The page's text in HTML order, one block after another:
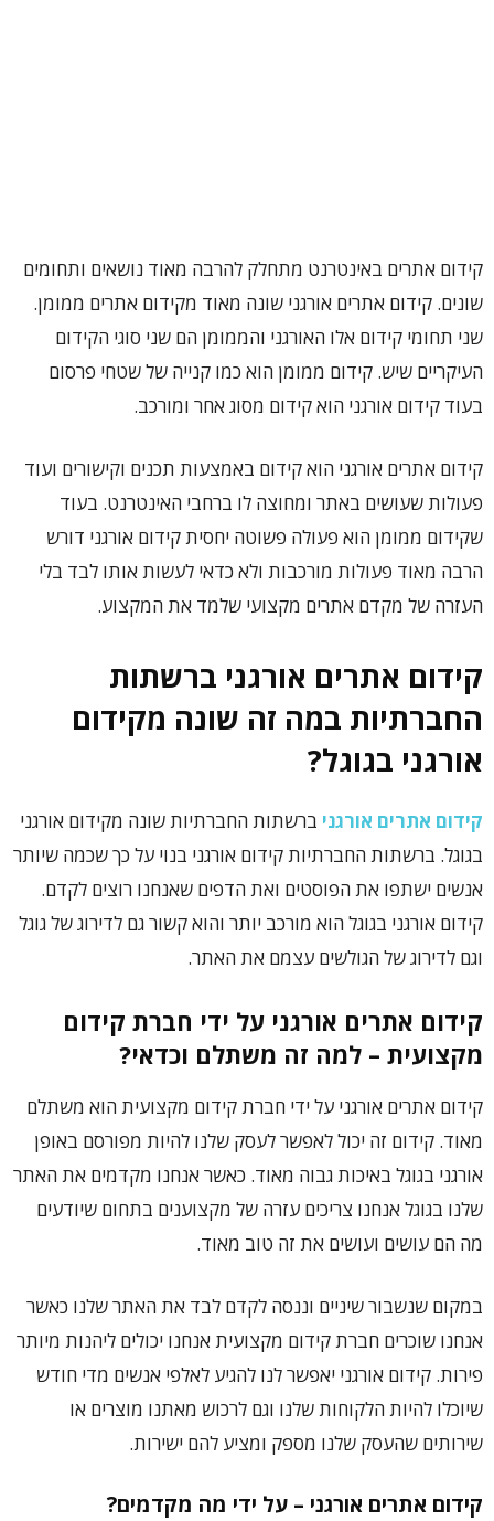
קידום אתרים באינטרנט מתחלק להרבה מאוד נושאים ותחומים
שונים. קידום אתרים אורגני שונה מאוד מקידום אתרים ממומן.
שני תחומי קידום אלו האורגני והממומן הם שני סוגי הקידום
העיקריים שיש. קידום ממומן הוא כמו קנייה של שטחי פרסום
בעוד קידום אורגני הוא קידום מסוג אחר ומורכב.
קידום אתרים אורגני הוא קידום באמצעות תכנים וקישורים ועוד
פעולות שעושים באתר ומחוצה לו ברחבי האינטרנט. בעוד
שקידום ממומן הוא פעולה פשוטה יחסית קידום אורגני דורש
הרבה מאוד פעולות מורכבות ולא כדאי לעשות אותו לבד בלי
העזרה של מקדם אתרים מקצועי שלמד את המקצוע.
קידום אתרים אורגני ברשתות
החברתיות במה זה שונה מקידום
אורגני בגוגל?
קידום אתרים אורגני ברשתות החברתיות שונה מקידום אורגני
בגוגל. ברשתות החברתיות קידום אורגני בנוי על כך שכמה שיותר
אנשים ישתפו את הפוסטים ואת הדפים שאנחנו רוצים לקדם.
קידום אורגני בגוגל הוא מורכב יותר והוא קשור גם לדירוג של גוגל
וגם לדירוג של הגולשים עצמם את האתר.
קידום אתרים אורגני על ידי חברת קידום
מקצועית – למה זה משתלם וכדאי?
קידום אתרים אורגני על ידי חברת קידום מקצועית הוא משתלם
מאוד. קידום זה יכול לאפשר לעסק שלנו להיות מפורסם באופן
אורגני בגוגל באיכות גבוה מאוד. כאשר אנחנו מקדמים את האתר
שלנו בגוגל אנחנו צריכים עזרה של מקצוענים בתחום שיודעים
מה הם עושים ועושים את זה טוב מאוד.
במקום שנשבור שיניים וננסה לקדם לבד את האתר שלנו כאשר
אנחנו שוכרים חברת קידום מקצועית אנחנו יכולים ליהנות מיותר
פירות. קידום אורגני יאפשר לנו להגיע לאלפי אנשים מדי חודש
שיוכלו להיות הלקוחות שלנו וגם לרכוש מאתנו מוצרים או
שירותים שהעסק שלנו מספק ומציע להם ישירות.
קידום אתרים אורגני – על ידי מה מקדמים?